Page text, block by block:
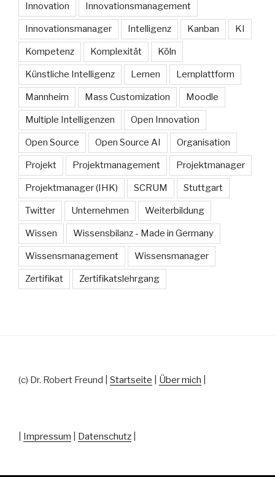
Innovation Innovationsmanagement
Innovationsmanager Intelligenz Kanban KI
Kompetenz Komplexität Köln
Künstliche Intelligenz Lernen Lernplattform
Mannheim Mass Customization Moodle
Multiple Intelligenzen Open Innovation
Open Source Open Source AI Organisation
Projekt Projektmanagement Projektmanager
Projektmanager (IHK) SCRUM Stuttgart
Twitter Unternehmen Weiterbildung
Wissen Wissensbilanz - Made in Germany
Wissensmanagement Wissensmanager
Zertifikat Zertifikatslehrgang
(c) Dr. Robert Freund | Startseite Über mich
Impressum Datenschutz